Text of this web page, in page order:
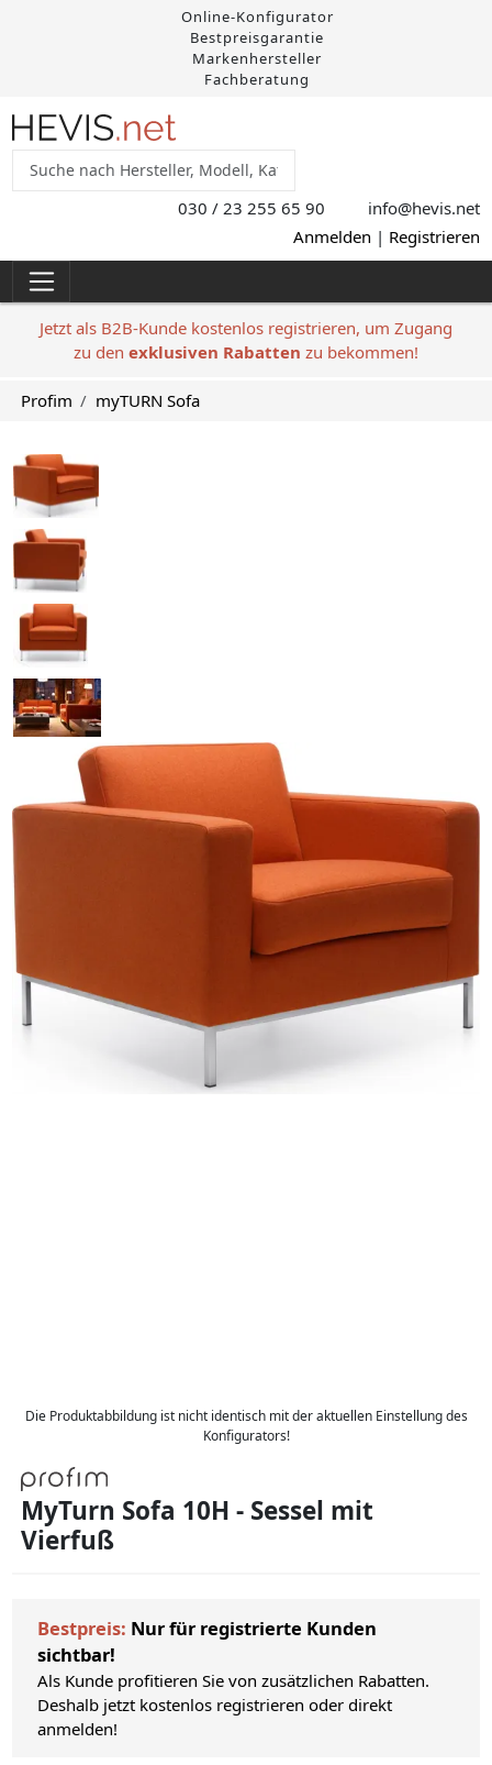
Online-Konfigurator
Bestpreisgarantie
Markenhersteller
Fachberatung
030 / 23 255 65 90 info@hevis.net
Anmelden | Registrieren
Jetzt als B2B-Kunde kostenlos registrieren, um Zugang
zu den exklusiven Rabatten zu bekommen!
Profim myTURN Sofa
Die Produktabbildung ist nicht identisch mit der aktuellen Einstellung des
Konfigurators!
MyTurn Sofa 10H - Sessel mit
Vierfuß
Bestpreis: Nur für registrierte Kunden
sichtbar!
Als Kunde profitieren Sie von zusätzlichen Rabatten.
Deshalb jetzt kostenlos registrieren oder direkt
anmelden!